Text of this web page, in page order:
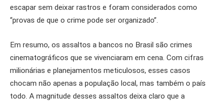
escapar sem deixar rastros e foram considerados como
“provas de que o crime pode ser organizado”.
Em resumo, os assaltos a bancos no Brasil são crimes
cinematográficos que se vivenciaram em cena. Com cifras
milionárias e planejamentos meticulosos, esses casos
chocam não apenas a população local, mas também o país
todo. A magnitude desses assaltos deixa claro que a